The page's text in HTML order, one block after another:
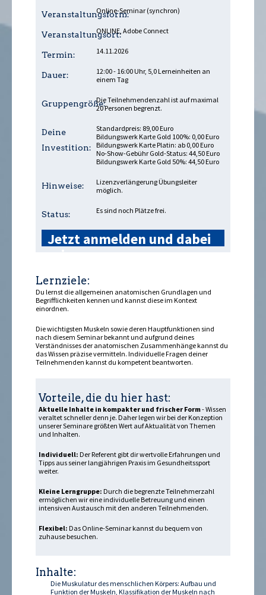
Veranstaltungsform:Online-Seminar (synchron)
Veranstaltungsort:ONLINE, Adobe Connect
Termin: 14.11.2026
Dauer:
12:00 - 16:00 Uhr, 5,0 Lerneinheiten an
einem Tag
Gruppengröße:Die Teilnehmendenzahl ist auf maximal
20 Personen begrenzt.
Deine
Investition:
Standardpreis: 89,00 Euro
Bildungswerk Karte Gold 100%: 0,00 Euro
Bildungswerk Karte Platin: ab 0,00 Euro
No-Show-Gebühr Gold-Status: 44,50 Euro
Bildungswerk Karte Gold 50%: 44,50 Euro
Hinweise:
Lizenzverlängerung Übungsleiter
möglich.
Status: Es sind noch Plätze frei.
Jetzt anmelden und dabei
Lernziele:
Du lernst die allgemeinen anatomischen Grundlagen und
Begrifflichkeiten kennen und kannst diese im Kontext
einordnen.
Die wichtigsten Muskeln sowie deren Hauptfunktionen sind
nach diesem Seminar bekannt und aufgrund deines
Verständnisses der anatomischen Zusammenhänge kannst du
das Wissen präzise vermitteln. Individuelle Fragen deiner
Teilnehmenden kannst du kompetent beantworten.
Vorteile, die du hier hast:
Aktuelle Inhalte in kompakter und frischer Form- Wissen
veraltet schneller denn je. Daher legen wir bei der Konzeption
unserer Seminare größten Wert auf Aktualität von Themen
und Inhalten.
Individuell: Der Referent gibt dir wertvolle Erfahrungen und
Tipps aus seiner langjährigen Praxis im Gesundheitssport
weiter.
Kleine Lerngruppe: Durch die begrenzte Teilnehmerzahl
ermöglichen wir eine individuelle Betreuung und einen
intensiven Austausch mit den anderen Teilnehmenden.
Flexibel: Das Online-Seminar kannst du bequem von
zuhause besuchen.
Inhalte:
Die Muskulatur des menschlichen Körpers: Aufbau und
Funktion der Muskeln, Klassifikation der Muskeln nach